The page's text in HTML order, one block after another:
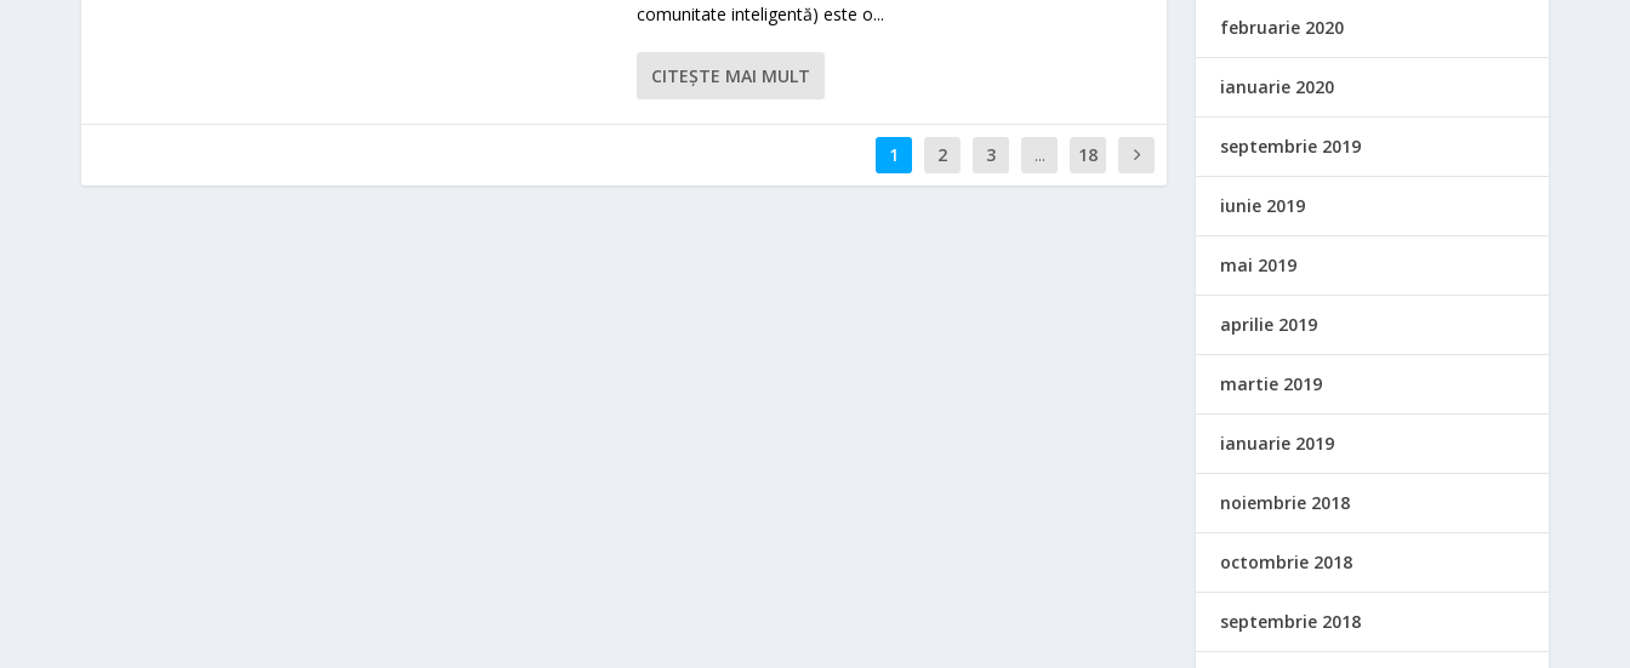
comunitate inteligentă) este o...
CITEŞTE MAI MULT
1 2 3 ... 18
februarie 2020
ianuarie 2020
septembrie 2019
iunie 2019
mai 2019
aprilie 2019
martie 2019
ianuarie 2019
noiembrie 2018
octombrie 2018
septembrie 2018